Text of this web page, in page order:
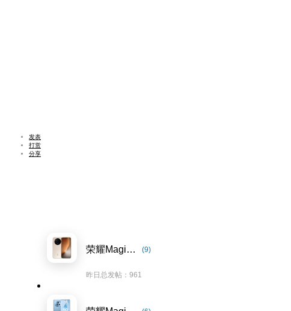
发表
打赏
分享
荣耀Magic8系列 (9)
昨日总发帖：961